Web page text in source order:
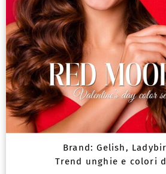
Brand: Gelish,
Trend unghie e colori